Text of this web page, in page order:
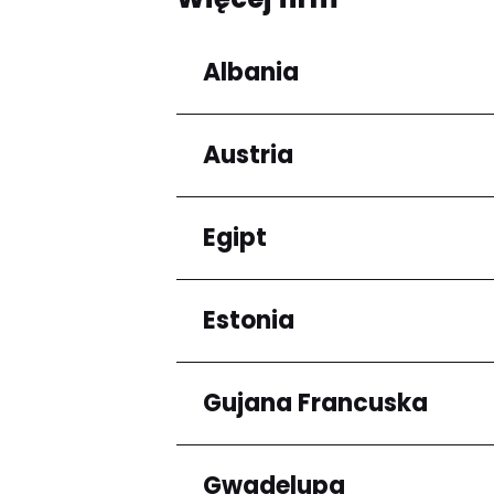
Albania
Regiony
Qarku i Tiranës
Austria
Regiony
Niederösterreich
Egipt
Regiony
Kair
Estonia
Regiony
Harju maakond
Gujana Francuska
Regiony
Gwadelupa